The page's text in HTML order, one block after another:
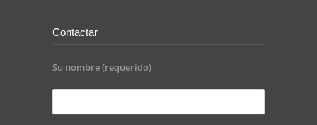
Contactar
Su nombre (requerido)